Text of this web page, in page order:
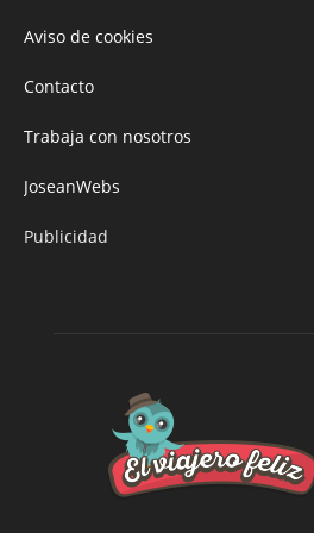
Aviso de cookies
Contacto
Trabaja con nosotros
JoseanWebs
Publicidad